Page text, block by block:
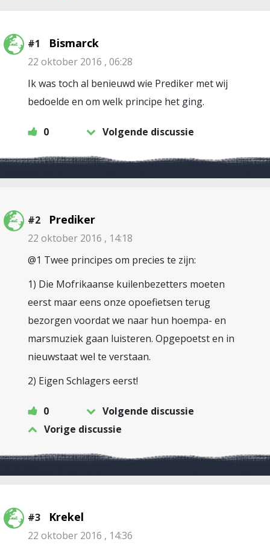
#1 Bismarck
22 oktober 2016 , 06:28
Ik was toch al benieuwd wie Prediker met wij
bedoelde en om welk principe het ging.
0 Volgende discussie
#2 Prediker
22 oktober 2016 , 14:18
@1 Twee principes om precies te zijn:
1) Die Mofrikaanse kuilenbezetters moeten
eerst maar eens onze opoefietsen terug
bezorgen voordat we naar hun hoempa- en
marsmuziek gaan luisteren. Opgepoetst en in
nieuwstaat wel te verstaan.
2) Eigen Schlagers eerst!
0
Volgende discussie
Vorige discussie
#3 Krekel
22 oktober 2016 , 14:36